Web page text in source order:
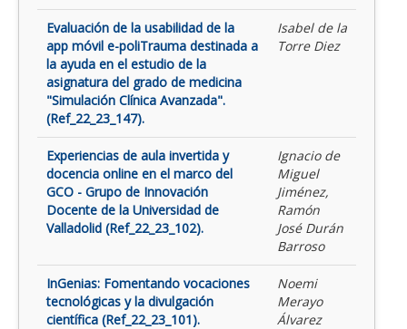
Evaluación de la usabilidad de la
app móvil e-poliTrauma destinada a
la ayuda en el estudio de la
asignatura del grado de medicina
"Simulación Clínica Avanzada".
(Ref_22_23_147).
Isabel de la
Torre Diez
Experiencias de aula invertida y
docencia online en el marco del
GCO - Grupo de Innovación
Docente de la Universidad de
Valladolid (Ref_22_23_102).
Ignacio de
Miguel
Jiménez,
Ramón
José Durán
Barroso
InGenias: Fomentando vocaciones
tecnológicas y la divulgación
científica (Ref_22_23_101).
Noemi
Merayo
Álvarez